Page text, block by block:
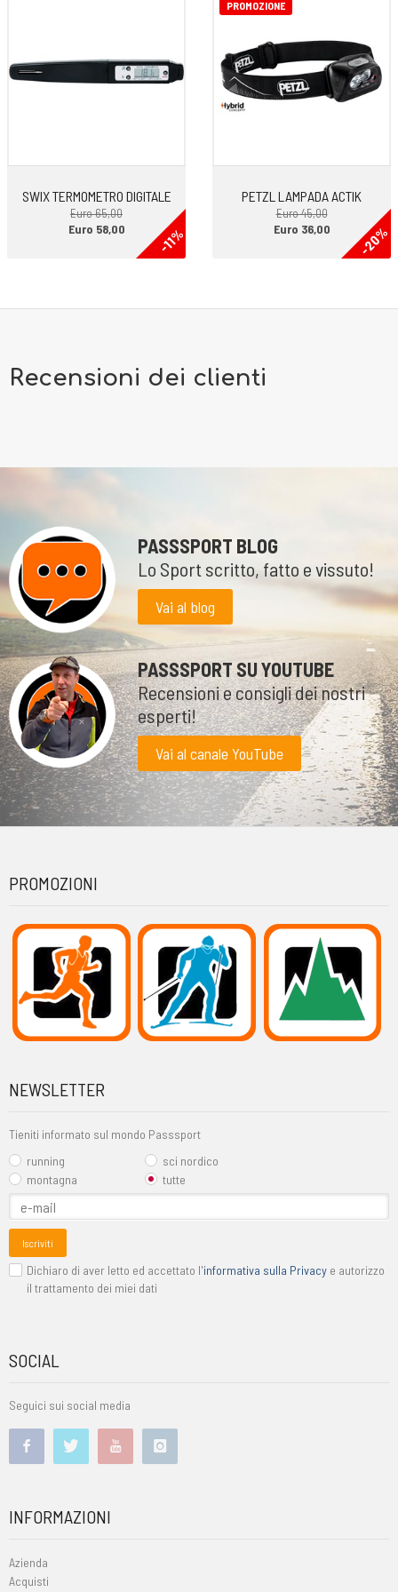
Base: K7000/ R-SKIN
SWIX TERMOMETRO DIGITALE
Euro 65,00
-11%
Euro 58,00
PROMOZIONE
PETZL LAMPADA ACTIK
Euro 45,00
-20%
Euro 36,00
Recensioni dei clienti
PASSSPORT BLOG
Lo Sport scritto, fatto e vissuto!
Vai al blog
PASSSPORT SU YOUTUBE
Recensioni e consigli dei nostri
esperti!
Vai al canale YouTube
PROMOZIONI
NEWSLETTER
Tieniti informato sul mondo Passsport
running
sci nordico
montagna
tutte
Iscriviti
Dichiaro di aver letto ed accettato l'informativa sulla Privacy e autorizzo
il trattamento dei miei dati
SOCIAL
Seguici sui social media
INFORMAZIONI
Azienda
Acquisti